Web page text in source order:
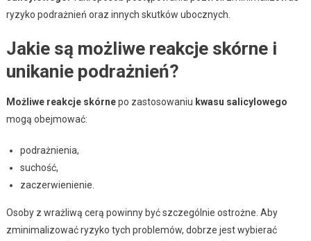
ryzyko podrażnień oraz innych skutków ubocznych.
Jakie są możliwe reakcje skórne i
unikanie podrażnień?
Możliwe reakcje skórnepo zastosowaniu kwasu salicylowego
mogą obejmować:
podrażnienia,
suchość,
zaczerwienienie.
Osoby z wrażliwą cerą powinny być szczególnie ostrożne. Aby
zminimalizować ryzyko tych problemów, dobrze jest wybierać